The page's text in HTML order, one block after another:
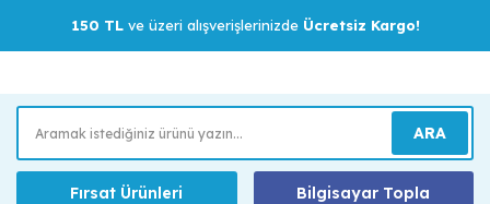
150 TLve üzeri alışverişlerinizde Ücretsiz Kargo!
ARA
Fırsat Ürünleri Bilgisayar Topla